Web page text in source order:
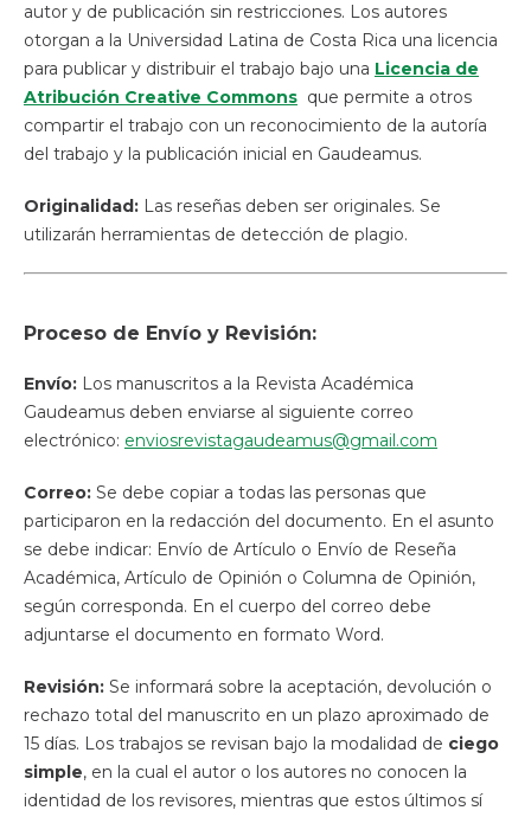
autor y de publicación sin restricciones. Los autores
otorgan a la Universidad Latina de Costa Rica una licencia
para publicar y distribuir el trabajo bajo una Licencia de
Atribución Creative Commons que permite a otros
compartir el trabajo con un reconocimiento de la autoría
del trabajo y la publicación inicial en Gaudeamus.
Originalidad:Las reseñas deben ser originales. Se
utilizarán herramientas de detección de plagio.
Proceso de Envío y Revisión:
Envío:Los manuscritos a la Revista Académica
Gaudeamus deben enviarse al siguiente correo
electrónico: enviosrevistagaudeamus@gmail.com
Correo:Se debe copiar a todas las personas que
participaron en la redacción del documento. En el asunto
se debe indicar: Envío de Artículo o Envío de Reseña
Académica, Artículo de Opinión o Columna de Opinión,
según corresponda. En el cuerpo del correo debe
adjuntarse el documento en formato Word.
Revisión:Se informará sobre la aceptación, devolución o
rechazo total del manuscrito en un plazo aproximado de
15 días. Los trabajos se revisan bajo la modalidad de ciego
simple, en la cual el autor o los autores no conocen la
identidad de los revisores, mientras que estos últimos sí